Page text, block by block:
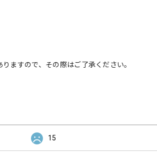
ますので、その際はご了承ください。
15